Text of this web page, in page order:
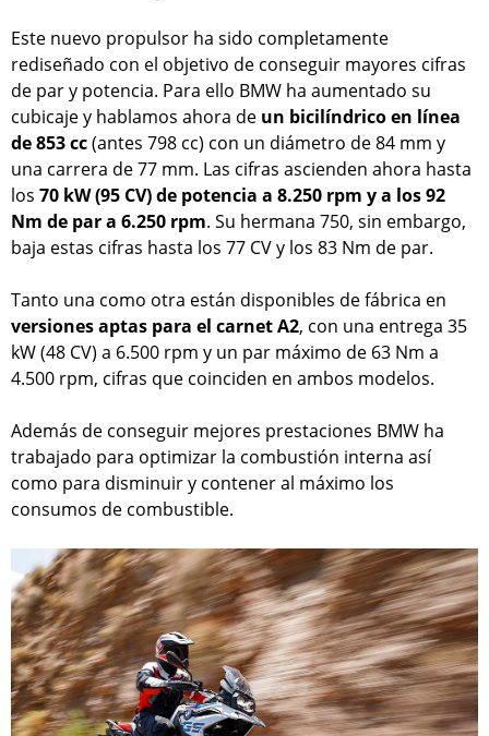
Este nuevo propulsor ha sido completamente
rediseñado con el objetivo de conseguir mayores cifras
de par y potencia. Para ello BMW ha aumentado su
cubicaje y hablamos ahora de un bicilíndrico en línea
de 853 cc(antes 798 cc) con un diámetro de 84 mm y
una carrera de 77 mm. Las cifras ascienden ahora hasta
los 70 kW (95 CV) de potencia a 8.250 rpm y a los 92
Nm de par a 6.250 rpm. Su hermana 750, sin embargo,
baja estas cifras hasta los 77 CV y los 83 Nm de par.
Tanto una como otra están disponibles de fábrica en
versiones aptas para el carnet A2, con una entrega 35
kW (48 CV) a 6.500 rpm y un par máximo de 63 Nm a
4.500 rpm, cifras que coinciden en ambos modelos.
Además de conseguir mejores prestaciones BMW ha
trabajado para optimizar la combustión interna así
como para disminuir y contener al máximo los
consumos de combustible.